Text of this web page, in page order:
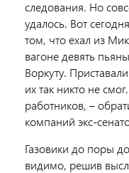
следования. Но
удалось. Вот
том, что ехал из
вагоне девять
Воркуту.
их так никто не
работников, –
компаний экс-
Газовики до поры
видимо, решив